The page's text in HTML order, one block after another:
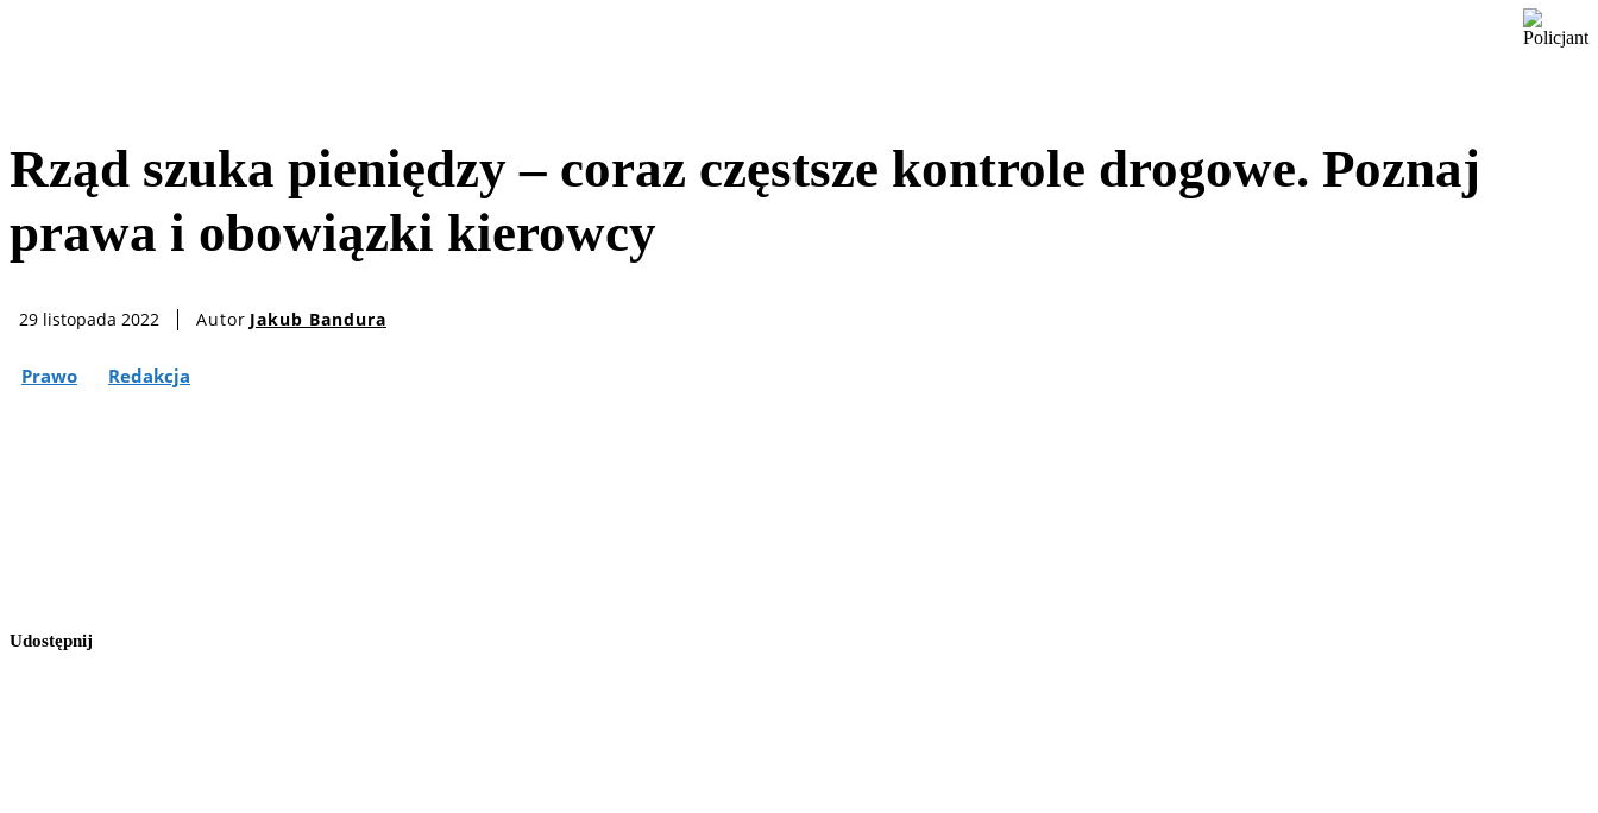
Rząd szuka pieniędzy – coraz częstsze kontrole drogowe. Poznaj
prawa i obowiązki kierowcy
29 listopada 2022 Autor Jakub Bandura
Prawo Redakcja
Udostępnij